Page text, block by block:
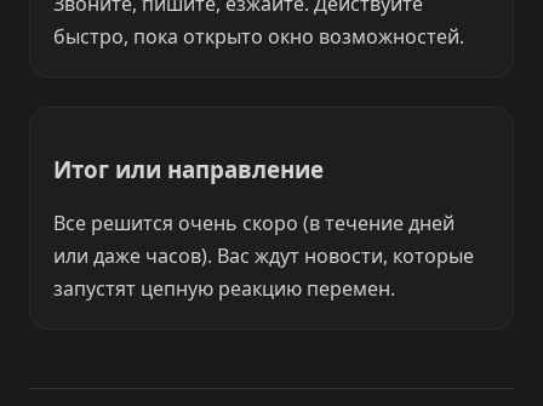
быстро, пока открыто окно возможностей.
Итог или направление
Все решится очень скоро (в течение дней
или даже часов). Вас ждут новости, которые
запустят цепную реакцию перемен.